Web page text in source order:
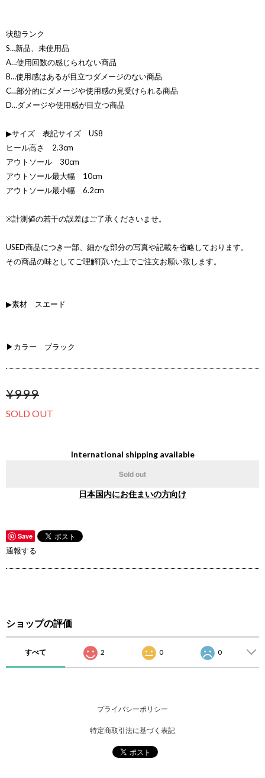
状態ランク
S…新品、未使用品
A…使用回数の感じられない商品
B…使用感はあるが目立つダメージのない商品
C…部分的にダメージや使用感の見受けられる商品
D…ダメージや使用感が目立つ商品
▶サイズ 表記サイズ US8
ヒール高さ 2.3cm
アウトソール 30cm
アウトソール最大幅 10cm
アウトソール最小幅 6.2cm
※計測値の若干の誤差はご了承くださいませ。
USED商品につき一部、細かな部分の写真や記載を省略しております。
その商品の味としてご理解頂いた上でご注文お願い致します。
▶素材 スエード
▶カラー ブラック
¥999
SOLD OUT
International shipping available
Sold out
日本国内にお住まいの方向け
Save
通報する
ショップの評価
すべて 2 0 0
プライバシーポリシー
特定商取引法に基づく表記